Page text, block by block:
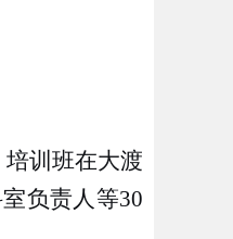
训班在大渡
负责人等30